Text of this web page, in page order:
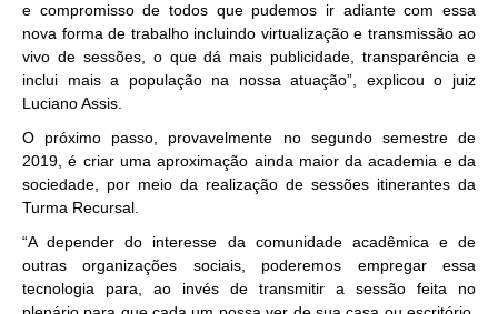
e compromisso de todos que pudemos ir adiante com essa
nova forma de trabalho incluindo virtualização e transmissão ao
vivo de sessões, o que dá mais publicidade, transparência e
inclui mais a população na nossa atuação”, explicou o juiz
Luciano Assis.
O próximo passo, provavelmente no segundo semestre de
2019, é criar uma aproximação ainda maior da academia e da
sociedade, por meio da realização de sessões itinerantes da
Turma Recursal.
“A depender do interesse da comunidade acadêmica e de
outras organizações sociais, poderemos empregar essa
tecnologia para, ao invés de transmitir a sessão feita no